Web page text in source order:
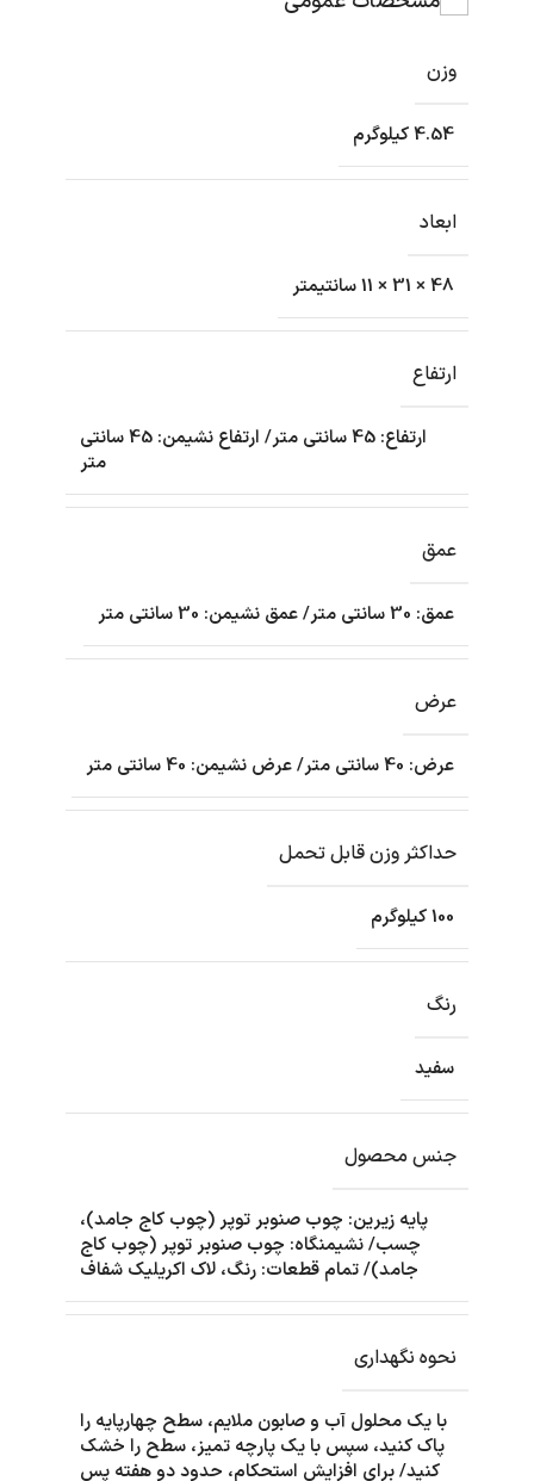
وزن
4.54 کیلوگرم
ابعاد
48 × 31 × 11 سانتیمتر
ارتفاع
ارتفاع: 45 سانتی متر/ ارتفاع نشیمن: 45 سانتی
متر
عمق
عمق: 30 سانتی متر/ عمق نشیمن: 30 سانتی متر
عرض
عرض: 40 سانتی متر/ عرض نشیمن: 40 سانتی متر
حداکثر وزن قابل تحمل
100 کیلوگرم
رنگ
سفید
جنس محصول
پایه زیرین: چوب صنوبر توپر (چوب کاج جامد)،
چسب/ نشیمنگاه: چوب صنوبر توپر (چوب کاج
جامد)/ تمام قطعات: رنگ، لاک اکریلیک شفاف
نحوه نگهداری
با یک محلول آب و صابون ملایم، سطح چهارپایه را
پاک کنید، سپس با یک پارچه تمیز، سطح را خشک
کنید/ برای افزایش استحکام، حدود دو هفته پس